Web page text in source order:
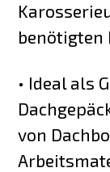
benötigten
• Ideal als
von